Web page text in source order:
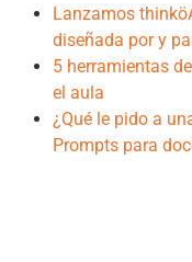
Lanzamos
diseñada por y
5 herramientas
el aula
¿Qué le pido a
Prompts para